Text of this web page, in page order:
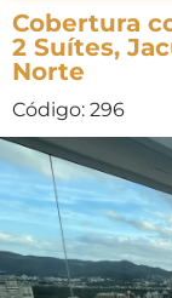
Cobertura
2 Suítes,
Norte
Código: 296